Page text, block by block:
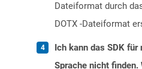
Dateiformat durch
DOTX -Dateiformat
Ich kann das SDK
Sprache nicht